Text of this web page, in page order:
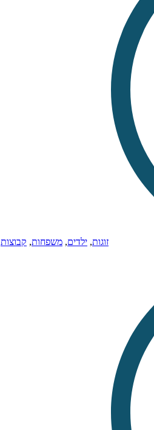
זוגות, ילדים, משפחות, קבוצות